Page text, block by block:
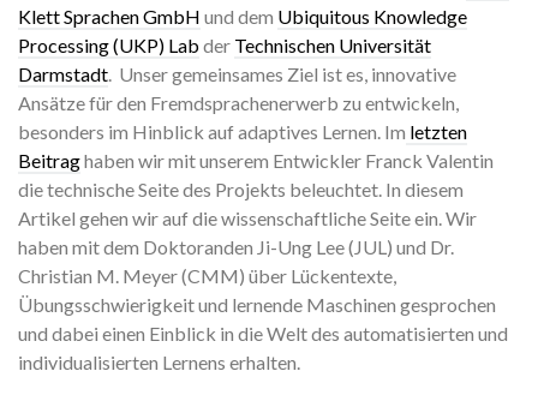
Klett Sprachen GmbH und dem Ubiquitous Knowledge
Processing (UKP) Lab der Technischen Universität
Darmstadt. Unser gemeinsames Ziel ist es, innovative
Ansätze für den Fremdsprachenerwerb zu entwickeln,
besonders im Hinblick auf adaptives Lernen. Im letzten
Beitraghaben wir mit unserem Entwickler Franck Valentin
die technische Seite des Projekts beleuchtet. In diesem
Artikel gehen wir auf die wissenschaftliche Seite ein. Wir
haben mit dem Doktoranden Ji-Ung Lee (JUL) und Dr.
Christian M. Meyer (CMM) über Lückentexte,
Übungsschwierigkeit und lernende Maschinen gesprochen
und dabei einen Einblick in die Welt des automatisierten und
individualisierten Lernens erhalten.